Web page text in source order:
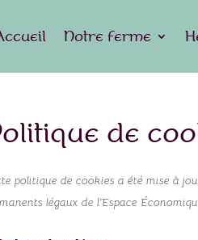
Notre ferme
de
politique de cookies a été mise à
légaux de l’Espace